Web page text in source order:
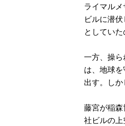
ライマル
ビルに潜
としていた
一方、操
は、地球
出す。し
藤宮が稲
社ビルの